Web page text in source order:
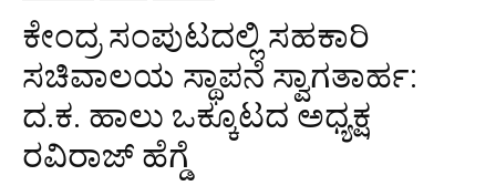
ಕೇಂದ್ರ ಸಂಪುಟದಲ್ಲಿ ಸಹಕಾರಿ
ಸಚಿವಾಲಯ ಸ್ಥಾಪನೆ ಸ್ವಾಗತಾರ್ಹ:
ದ.ಕ. ಹಾಲು ಒಕ್ಕೂಟದ ಅಧ್ಯಕ್ಷ
ರವಿರಾಜ್ ಹೆಗ್ಡೆ